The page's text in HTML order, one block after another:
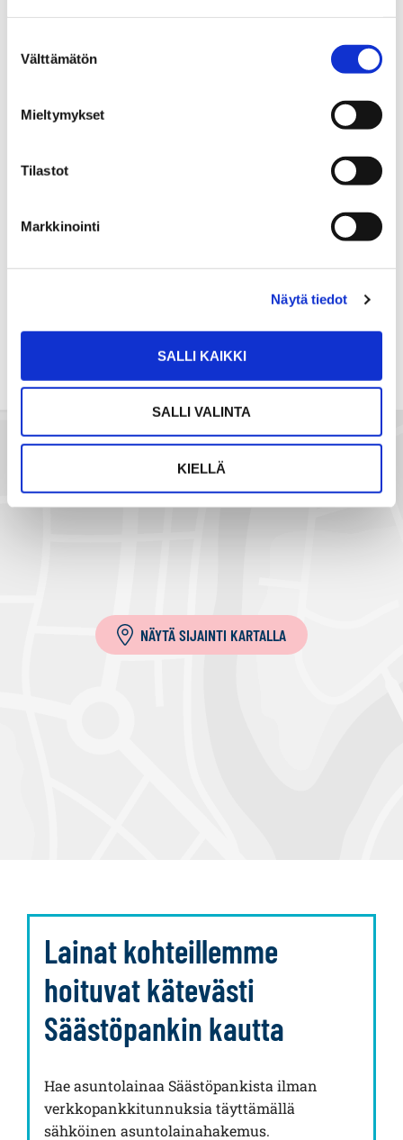
valinta
Välttämätön
Mieltymykset
Tilastot
Markkinointi
Näytä tiedot
SALLI KAIKKI
SALLI VALINTA
KIELLÄ
Sp-Koti Jyväskylä
s
ö
p
t
NÄYTÄ SIJAINTI KARTALLA
Lainat kohteillemme
hoituvat kätevästi
Säästöpankin kautta
Hae asuntolainaa Säästöpankista ilman
verkkopankkitunnuksia täyttämällä
sähköinen asuntolainahakemus.